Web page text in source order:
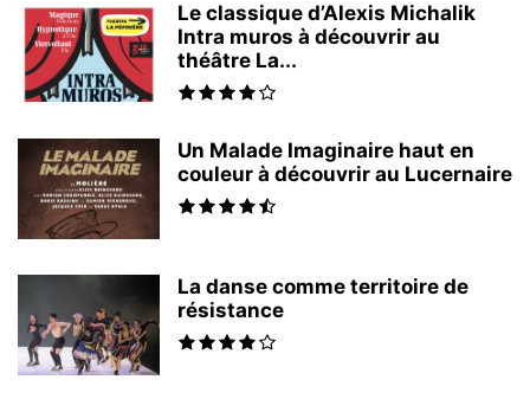
Le classique d’Alexis Michalik
Intra muros à découvrir au
théâtre La...
Un Malade Imaginaire haut en
couleur à découvrir au Lucernaire
La danse comme territoire de
résistance